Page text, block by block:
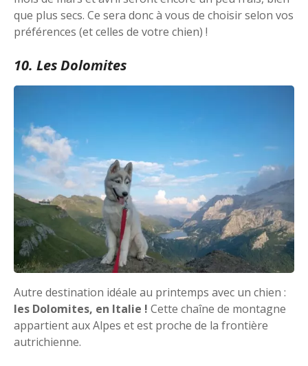
que plus secs. Ce sera donc à vous de choisir selon vos
préférences (et celles de votre chien) !
10. Les Dolomites
Autre destination idéale au printemps avec un chien :
les Dolomites, en Italie ! Cette chaîne de montagne
appartient aux Alpes et est proche de la frontière
autrichienne.